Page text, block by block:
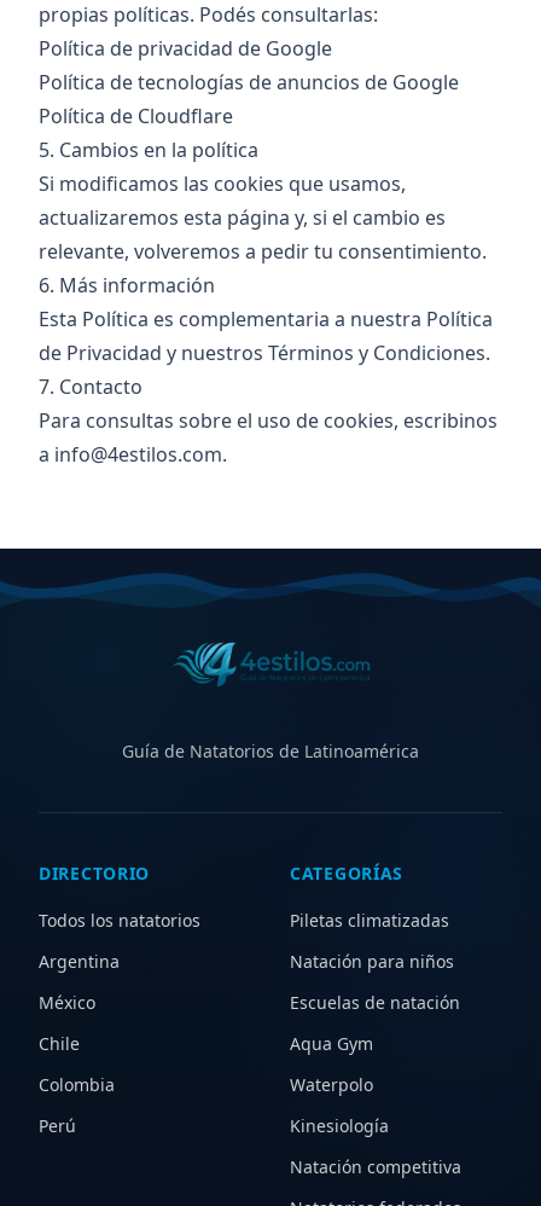
propias políticas. Podés consultarlas:
Política de privacidad de Google
Política de tecnologías de anuncios de Google
Política de Cloudflare
5. Cambios en la política
Si modificamos las cookies que usamos,
actualizaremos esta página y, si el cambio es
relevante, volveremos a pedir tu consentimiento.
6. Más información
Esta Política es complementaria a nuestra Política
de Privacidad y nuestros Términos y Condiciones.
7. Contacto
Para consultas sobre el uso de cookies, escribinos
a info@4estilos.com.
Guía de Natatorios de Latinoamérica
DIRECTORIO
Todos los natatorios
Argentina
México
Chile
Colombia
Perú
CATEGORÍAS
Piletas climatizadas
Natación para niños
Escuelas de natación
Aqua Gym
Waterpolo
Kinesiología
Natación competitiva